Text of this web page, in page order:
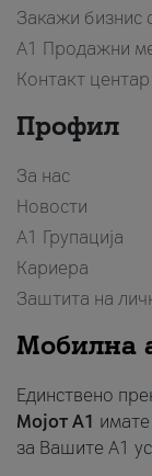
Закажи бизнис
A1 Продажни
Контакт центар
Профил
За нас
Новости
А1 Групација
Кариера
Заштита на
Мобилна
Единствено
Мојот A1
за Вашите A1